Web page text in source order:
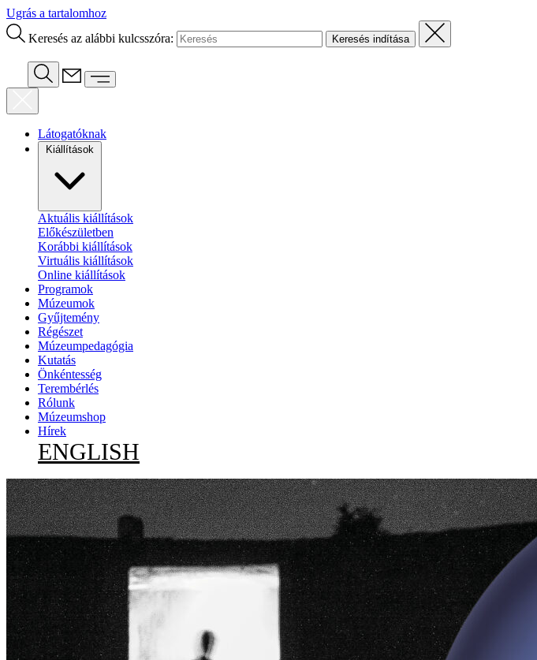
Ugrás a tartalomhoz
Keresés az alábbi kulcsszóra:
Látogatóknak
Kiállítások
Aktuális kiállítások
Előkészületben
Korábbi kiállítások
Virtuális kiállítások
Online kiállítások
Programok
Múzeumok
Gyűjtemény
Régészet
Múzeumpedagógia
Kutatás
Önkéntesség
Terembérlés
Rólunk
Múzeumshop
Hírek
ENGLISH